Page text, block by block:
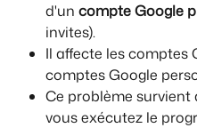
d'un compte Google
invites).
Il affecte les comptes
comptes Google
Ce problème
vous exécutez le